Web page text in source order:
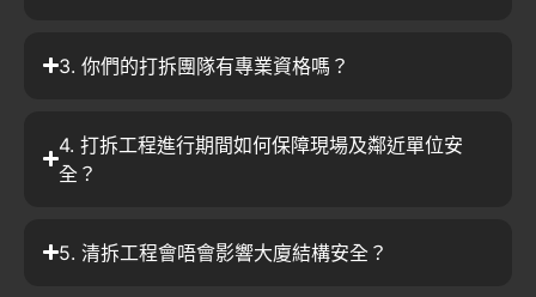
3. 你們的打拆團隊有專業資格嗎？
4. 打拆工程進行期間如何保障現場及鄰近單位安
全？
5. 清拆工程會唔會影響大廈結構安全？